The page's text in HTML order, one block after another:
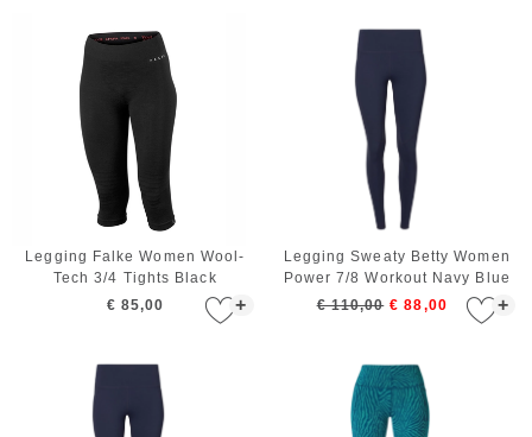
+
Legging Falke Women Wool-
Tech 3/4 Tights Black
€ 85,00
+
Legging Sweaty Betty Women
Power 7/8 Workout Navy Blue
€ 110,00 € 88,00